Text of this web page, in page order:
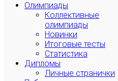
Олимпиады
Коллективные
олимпиады
Новинки
Итоговые тесты
Статистика
Дипломы
Личные странички